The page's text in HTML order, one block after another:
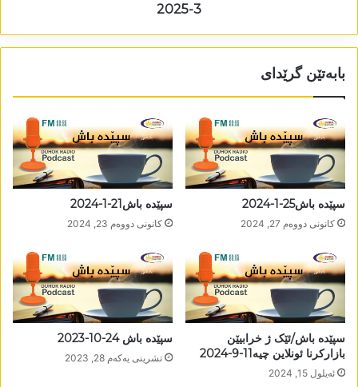
3-2025
بابەتێن گرێدای
سپێدە باش25-1-2024
كانونی دووه‌م 27, 2024
سپێدە باش21-1-2024
كانونی دووه‌م 23, 2024
سپێدە باش/ئێک ژ خرابیێن
بازارکرنا ئونلاین چیە11-9-2024
ئه‌یلول 15, 2024
سپێدە باش 24-10-2023
تشرینی یه‌كه‌م 28, 2023